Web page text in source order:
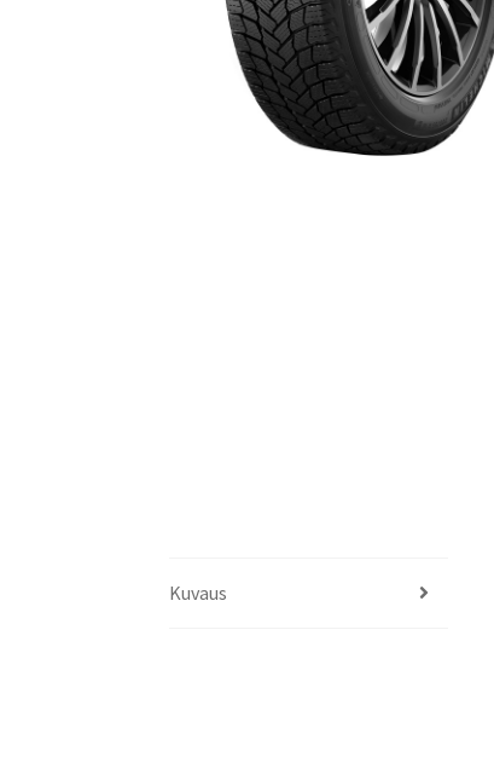
Kuvaus